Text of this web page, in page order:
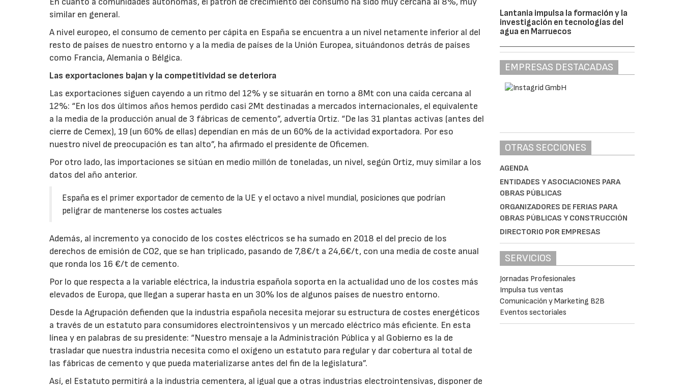
similar en general.
A nivel europeo, el consumo de cemento per cápita en España se encuentra a un nivel netamente inferior al del
resto de países de nuestro entorno y a la media de países de la Unión Europea, situándonos detrás de países
como Francia, Alemania o Bélgica.
Las exportaciones bajan y la competitividad se deteriora
Las exportaciones siguen cayendo a un ritmo del 12% y se situarán en torno a 8Mt con una caída cercana al
12%: “En los dos últimos años hemos perdido casi 2Mt destinadas a mercados internacionales, el equivalente
a la media de la producción anual de 3 fábricas de cemento”, advertía Ortiz. “De las 31 plantas activas (antes del
cierre de Cemex), 19 (un 60% de ellas) dependían en más de un 60% de la actividad exportadora. Por eso
nuestro nivel de preocupación es tan alto”, ha afirmado el presidente de Oficemen.
Por otro lado, las importaciones se sitúan en medio millón de toneladas, un nivel, según Ortiz, muy similar a los
datos del año anterior.
España es el primer exportador de cemento de la UE y el octavo a nivel mundial, posiciones que podrían
peligrar de mantenerse los costes actuales
Además, al incremento ya conocido de los costes eléctricos se ha sumado en 2018 el del precio de los
derechos de emisión de CO2, que se han triplicado, pasando de 7,8€/t a 24,6€/t, con una media de coste anual
que ronda los 16 €/t de cemento.
Por lo que respecta a la variable eléctrica, la industria española soporta en la actualidad uno de los costes más
elevados de Europa, que llegan a superar hasta en un 30% los de algunos países de nuestro entorno.
Desde la Agrupación defienden que la industria española necesita mejorar su estructura de costes energéticos
a través de un estatuto para consumidores electrointensivos y un mercado eléctrico más eficiente. En esta
línea y en palabras de su presidente: “Nuestro mensaje a la Administración Pública y al Gobierno es la de
trasladar que nuestra industria necesita como el oxígeno un estatuto para regular y dar cobertura al total de
las fábricas de cemento y que pueda materializarse antes del fin de la legislatura”.
Así, el Estatuto permitirá a la industria cementera, al igual que a otras industrias electrointensivas, disponer de
Lantania impulsa la formación y la
investigación en tecnologías del
agua en Marruecos
EMPRESAS DESTACADAS
OTRAS SECCIONES
AGENDA
ENTIDADES Y ASOCIACIONES PARA
OBRAS PÚBLICAS
ORGANIZADORES DE FERIAS PARA
OBRAS PÚBLICAS Y CONSTRUCCIÓN
DIRECTORIO POR EMPRESAS
SERVICIOS
Jornadas Profesionales
Impulsa tus ventas
Comunicación y Marketing B2B
Eventos sectoriales